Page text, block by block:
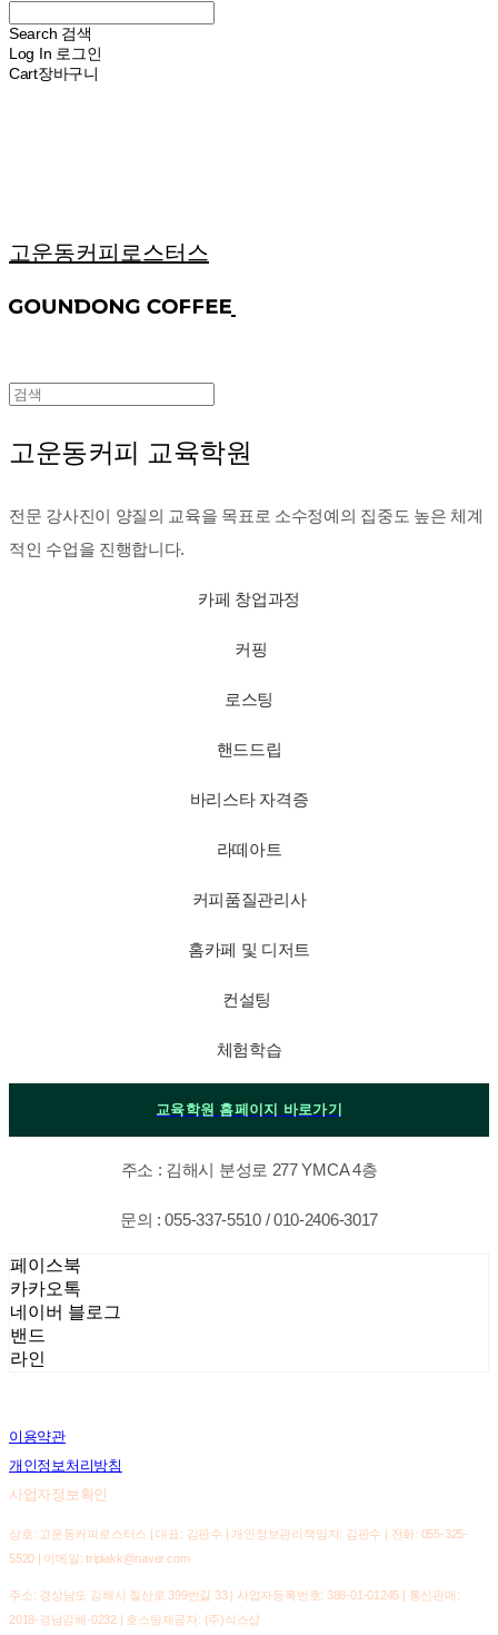
Search 검색
Log In 로그인
Cart장바구니
고운동커피로스터스
고운동커피 교육학원
전문 강사진이 양질의 교육을 목표로 소수정예의 집중도 높은 체계
적인 수업을 진행합니다.
카페 창업과정
커핑
로스팅
핸드드립
바리스타 자격증
라떼아트
커피품질관리사
홈카페 및 디저트
컨설팅
체험학습
교육학원 홈페이지 바로가기
주소 : 김해시 분성로 277 YMCA 4층
문의 : 055-337-5510 / 010-2406-3017
페이스북
카카오톡
네이버 블로그
밴드
라인
이용약관
개인정보처리방침
사업자정보확인
상호: 고운동커피로스터스 | 대표: 김판수 | 개인정보관리책임자: 김판수 | 전화: 055-325-
5520 | 이메일: tripiakk@naver.com
주소: 경상남도 김해시 칠산로 399번길 33 | 사업자등록번호: 388-01-01245 | 통신판매:
2018-경남김해-0232| 호스팅제공자: (주)식스샵